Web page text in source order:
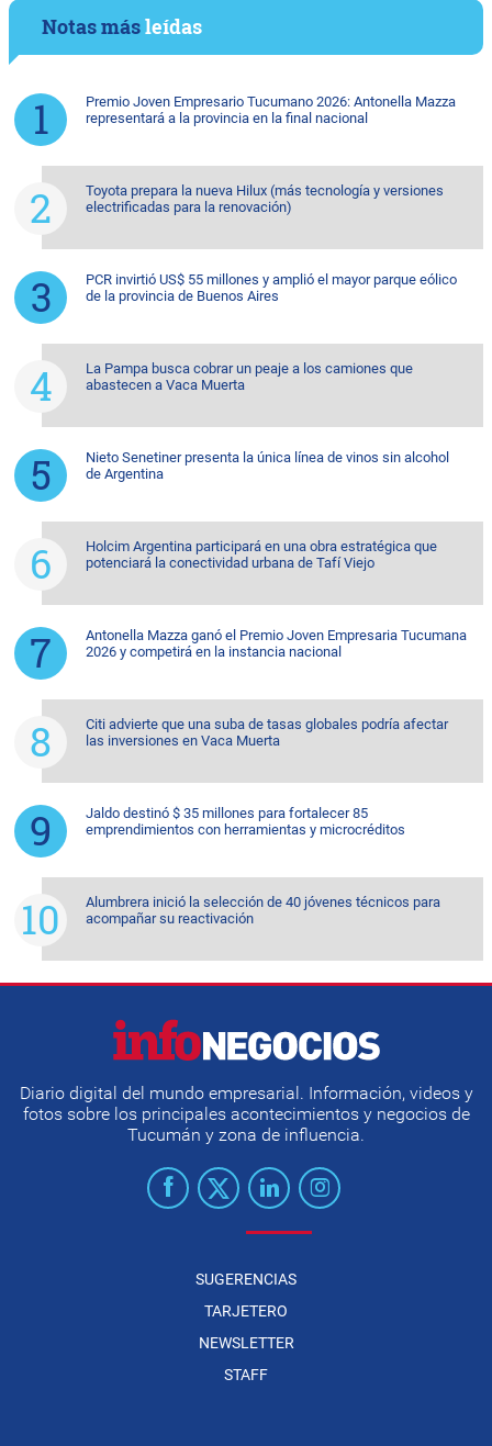
Notas másleídas
Premio Joven Empresario Tucumano 2026: Antonella Mazza
representará a la provincia en la final nacional
Toyota prepara la nueva Hilux (más tecnología y versiones
electrificadas para la renovación)
PCR invirtió US$ 55 millones y amplió el mayor parque eólico
de la provincia de Buenos Aires
La Pampa busca cobrar un peaje a los camiones que
abastecen a Vaca Muerta
Nieto Senetiner presenta la única línea de vinos sin alcohol
de Argentina
Holcim Argentina participará en una obra estratégica que
potenciará la conectividad urbana de Tafí Viejo
Antonella Mazza ganó el Premio Joven Empresaria Tucumana
2026 y competirá en la instancia nacional
Citi advierte que una suba de tasas globales podría afectar
las inversiones en Vaca Muerta
Jaldo destinó $ 35 millones para fortalecer 85
emprendimientos con herramientas y microcréditos
Alumbrera inició la selección de 40 jóvenes técnicos para
acompañar su reactivación
Diario digital del mundo empresarial. Información, videos y
fotos sobre los principales acontecimientos y negocios de
Tucumán y zona de influencia.
SUGERENCIAS
TARJETERO
NEWSLETTER
STAFF